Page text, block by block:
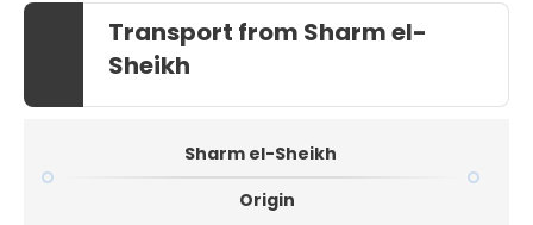
Transport from Sharm el-
Sheikh
Sharm el-Sheikh
Origin